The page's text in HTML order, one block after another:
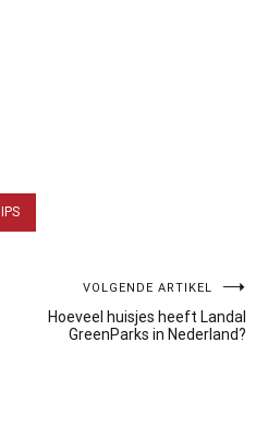
VOLGENDE ARTIKEL
Hoeveel huisjes heeft Landal
GreenParks in Nederland?